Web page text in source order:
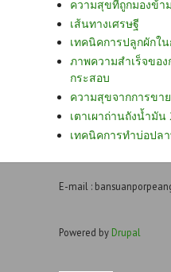
ความสุขที่ถูกมองข้าม
เส้นทางเศรษฐี
เทคนิคการปลูกผักใ
ภาพความสำเร็จขอ
กระสอบ
ความสุขจากการขา
เตาเผาถ่านถังน้ำมัน
เทคนิคการทำบ่อปล
E-mail :
Powered by Drupal